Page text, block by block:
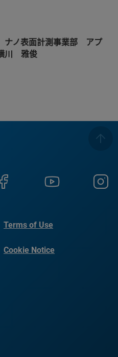
ナノ表面計測事業部 アプ
川 雅俊
Terms of Use
Cookie Notice